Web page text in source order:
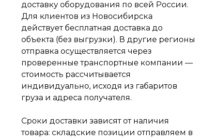
доставку оборудования по всей России.
Для клиентов из Новосибирска
действует бесплатная доставка до
объекта (без выгрузки). В другие регионы
отправка осуществляется через
проверенные транспортные компании —
стоимость рассчитывается
индивидуально, исходя из габаритов
груза и адреса получателя.
Сроки доставки зависят от наличия
товара: складские позиции отправляем в